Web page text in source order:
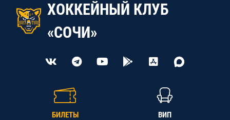
ХОККЕЙНЫЙ КЛУБ
«СОЧИ»
БИЛЕТЫ ВИП